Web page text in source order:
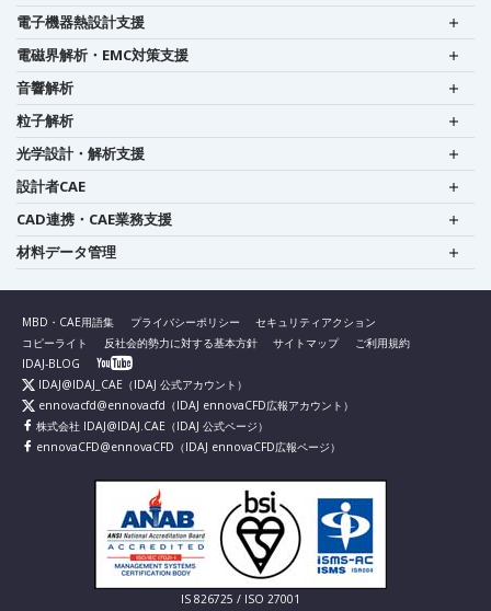
電子機器熱設計支援
電磁界解析・EMC対策支援
音響解析
粒子解析
光学設計・解析支援
設計者CAE
CAD連携・CAE業務支援
材料データ管理
MBD・CAE用語集 プライバシーポリシー
セキュリティアクション
コピーライト
反社会的勢力に対する基本方針 サイトマップ
ご利用規約
IDAJ-BLOG
IDAJ@IDAJ_CAE （IDAJ 公式アカウント）
ennovacfd@ennovacfd （IDAJ ennovaCFD広報アカウント）
株式会社 IDAJ@IDAJ.CAE （IDAJ 公式ページ）
ennovaCFD@ennovaCFD （IDAJ ennovaCFD広報ページ）
IS 826725 / ISO 27001